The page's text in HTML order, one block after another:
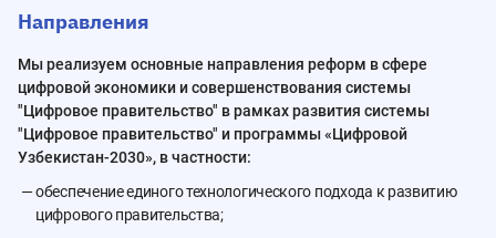
Направления
Мы реализуем основные направления реформ в сфере
цифровой экономики и совершенствования системы
"Цифровое правительство" в рамках развития системы
"Цифровое правительство" и программы «Цифровой
Узбекистан-2030», в частности:
обеспечение единого технологического подхода к развитию
цифрового правительства;